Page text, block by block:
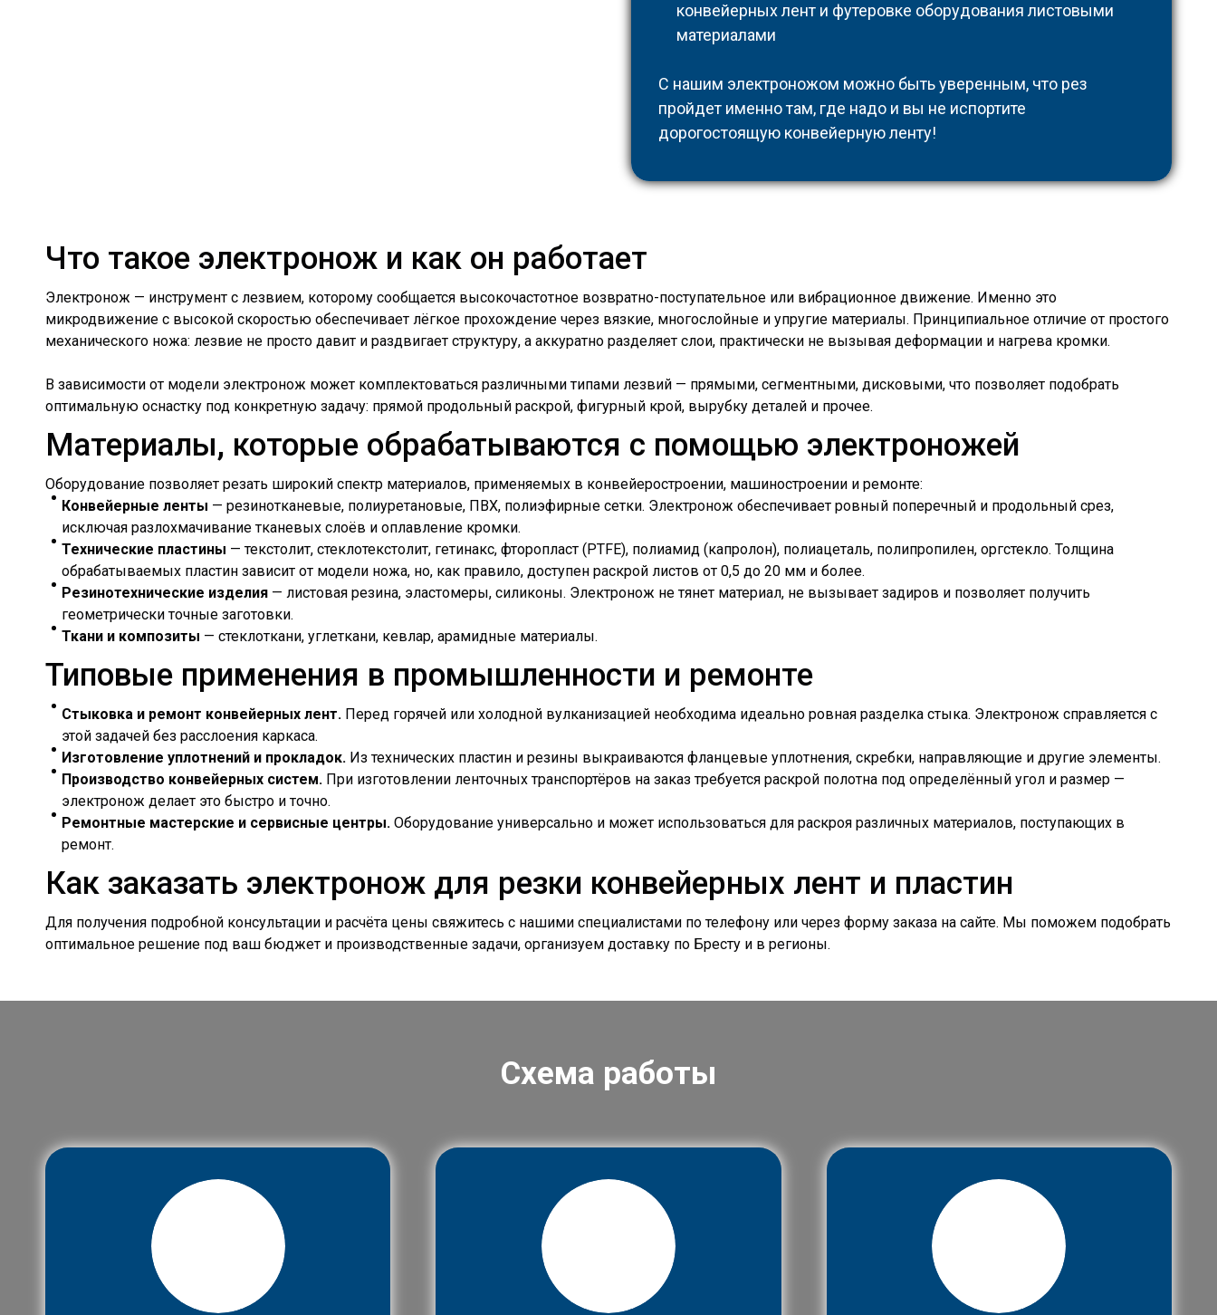
конвейерных лент и футеровке оборудования листовыми
материалами
С нашим электроножом можно быть уверенным, что рез
пройдет именно там, где надо и вы не испортите
дорогостоящую конвейерную ленту!
Что такое электронож и как он работает
Электронож — инструмент с лезвием, которому сообщается высокочастотное возвратно-поступательное или вибрационное движение. Именно это
микродвижение с высокой скоростью обеспечивает лёгкое прохождение через вязкие, многослойные и упругие материалы. Принципиальное отличие от простого
механического ножа: лезвие не просто давит и раздвигает структуру, а аккуратно разделяет слои, практически не вызывая деформации и нагрева кромки.
В зависимости от модели электронож может комплектоваться различными типами лезвий — прямыми, сегментными, дисковыми, что позволяет подобрать
оптимальную оснастку под конкретную задачу: прямой продольный раскрой, фигурный крой, вырубку деталей и прочее.
Материалы, которые обрабатываются с помощью электроножей
Оборудование позволяет резать широкий спектр материалов, применяемых в конвейеростроении, машиностроении и ремонте:
Конвейерные ленты — резинотканевые, полиуретановые, ПВХ, полиэфирные сетки. Электронож обеспечивает ровный поперечный и продольный срез,
исключая разлохмачивание тканевых слоёв и оплавление кромки.
Технические пластины — текстолит, стеклотекстолит, гетинакс, фторопласт (PTFE), полиамид (капролон), полиацеталь, полипропилен, оргстекло. Толщина
обрабатываемых пластин зависит от модели ножа, но, как правило, доступен раскрой листов от 0,5 до 20 мм и более.
Резинотехнические изделия — листовая резина, эластомеры, силиконы. Электронож не тянет материал, не вызывает задиров и позволяет получить
геометрически точные заготовки.
Ткани и композиты — стеклоткани, углеткани, кевлар, арамидные материалы.
Типовые применения в промышленности и ремонте
Стыковка и ремонт конвейерных лент. Перед горячей или холодной вулканизацией необходима идеально ровная разделка стыка. Электронож справляется с
этой задачей без расслоения каркаса.
Изготовление уплотнений и прокладок. Из технических пластин и резины выкраиваются фланцевые уплотнения, скребки, направляющие и другие элементы.
Производство конвейерных систем. При изготовлении ленточных транспортёров на заказ требуется раскрой полотна под определённый угол и размер —
электронож делает это быстро и точно.
Ремонтные мастерские и сервисные центры. Оборудование универсально и может использоваться для раскроя различных материалов, поступающих в
ремонт.
Как заказать электронож для резки конвейерных лент и пластин
Для получения подробной консультации и расчёта цены свяжитесь с нашими специалистами по телефону или через форму заказа на сайте. Мы поможем подобрать
оптимальное решение под ваш бюджет и производственные задачи, организуем доставку по Бресту и в регионы.
Схема работы